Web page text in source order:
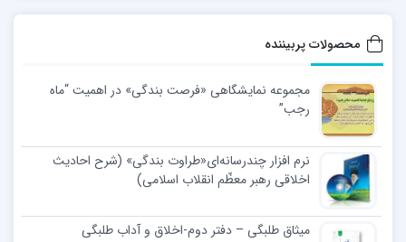
محصولات پربیننده
مجموعه نمایشگاهی «فرصت بندگی» در اهمیت “ماه
رجب”
نرم افزار چندرسانه‌ای«طراوت بندگی» (شرح احادیث
اخلاقی رهبر معظّم انقلاب اسلامی)
میثاق طلبگی – دفتر دوم-اخلاق و آداب طلبگی